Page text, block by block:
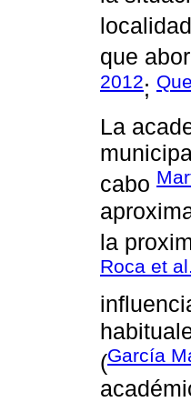
que
2012;
La
cabo
la
Roca et
(García